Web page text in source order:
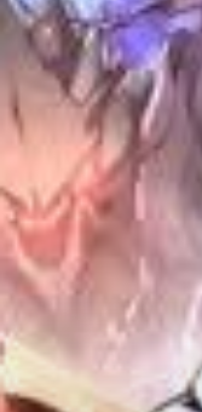
Adventure
Tu Tiên
Ngôn Tình
Slice Of Life
School Life
Manga
Supernatural
Xuyên Không